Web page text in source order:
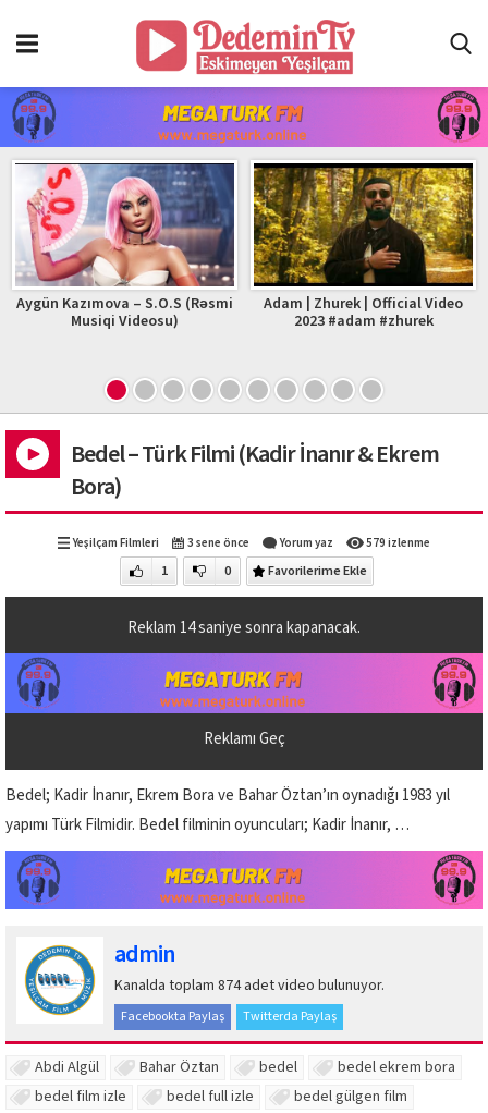
Aygün Kazımova – S.O.S (Rəsmi
Musiqi Videosu)
Adam | Zhurek | Official Video
2023 #adam #zhurek
Bedel – Türk Filmi (Kadir İnanır & Ekrem
Bora)
Yeşilçam Filmleri 3 sene önce Yorum yaz 579 izlenme
1 0 Favorilerime Ekle
Reklam 14saniye sonra kapanacak.
Reklamı Geç
Bedel; Kadir İnanır, Ekrem Bora ve Bahar Öztan’ın oynadığı 1983 yıl
yapımı Türk Filmidir. Bedel filminin oyuncuları; Kadir İnanır, …
admin
Kanalda toplam 874 adet video bulunuyor.
Facebookta Paylaş Twitterda Paylaş
Abdi Algül Bahar Öztan bedel
bedel ekrem bora
bedel film izle
bedel full izle
bedel gülgen film